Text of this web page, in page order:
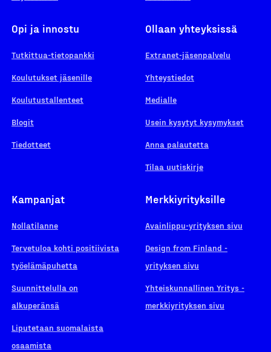
Opi ja innostu
Tutkittua-tietopankki
Koulutukset jäsenille
Koulutustallenteet
Blogit
Tiedotteet
Ollaan yhteyksissä
Extranet-jäsenpalvelu
Yhteystiedot
Medialle
Usein kysytyt kysymykset
Anna palautetta
Tilaa uutiskirje
Kampanjat
Nollatilanne
Tervetuloa kohti positiivista
työelämäpuhetta
Suunnittelulla on
alkuperänsä
Liputetaan suomalaista
osaamista
Merkkiyrityksille
Avainlippu-yrityksen sivu
Design from Finland -
yrityksen sivu
Yhteiskunnallinen Yritys -
merkkiyrityksen sivu